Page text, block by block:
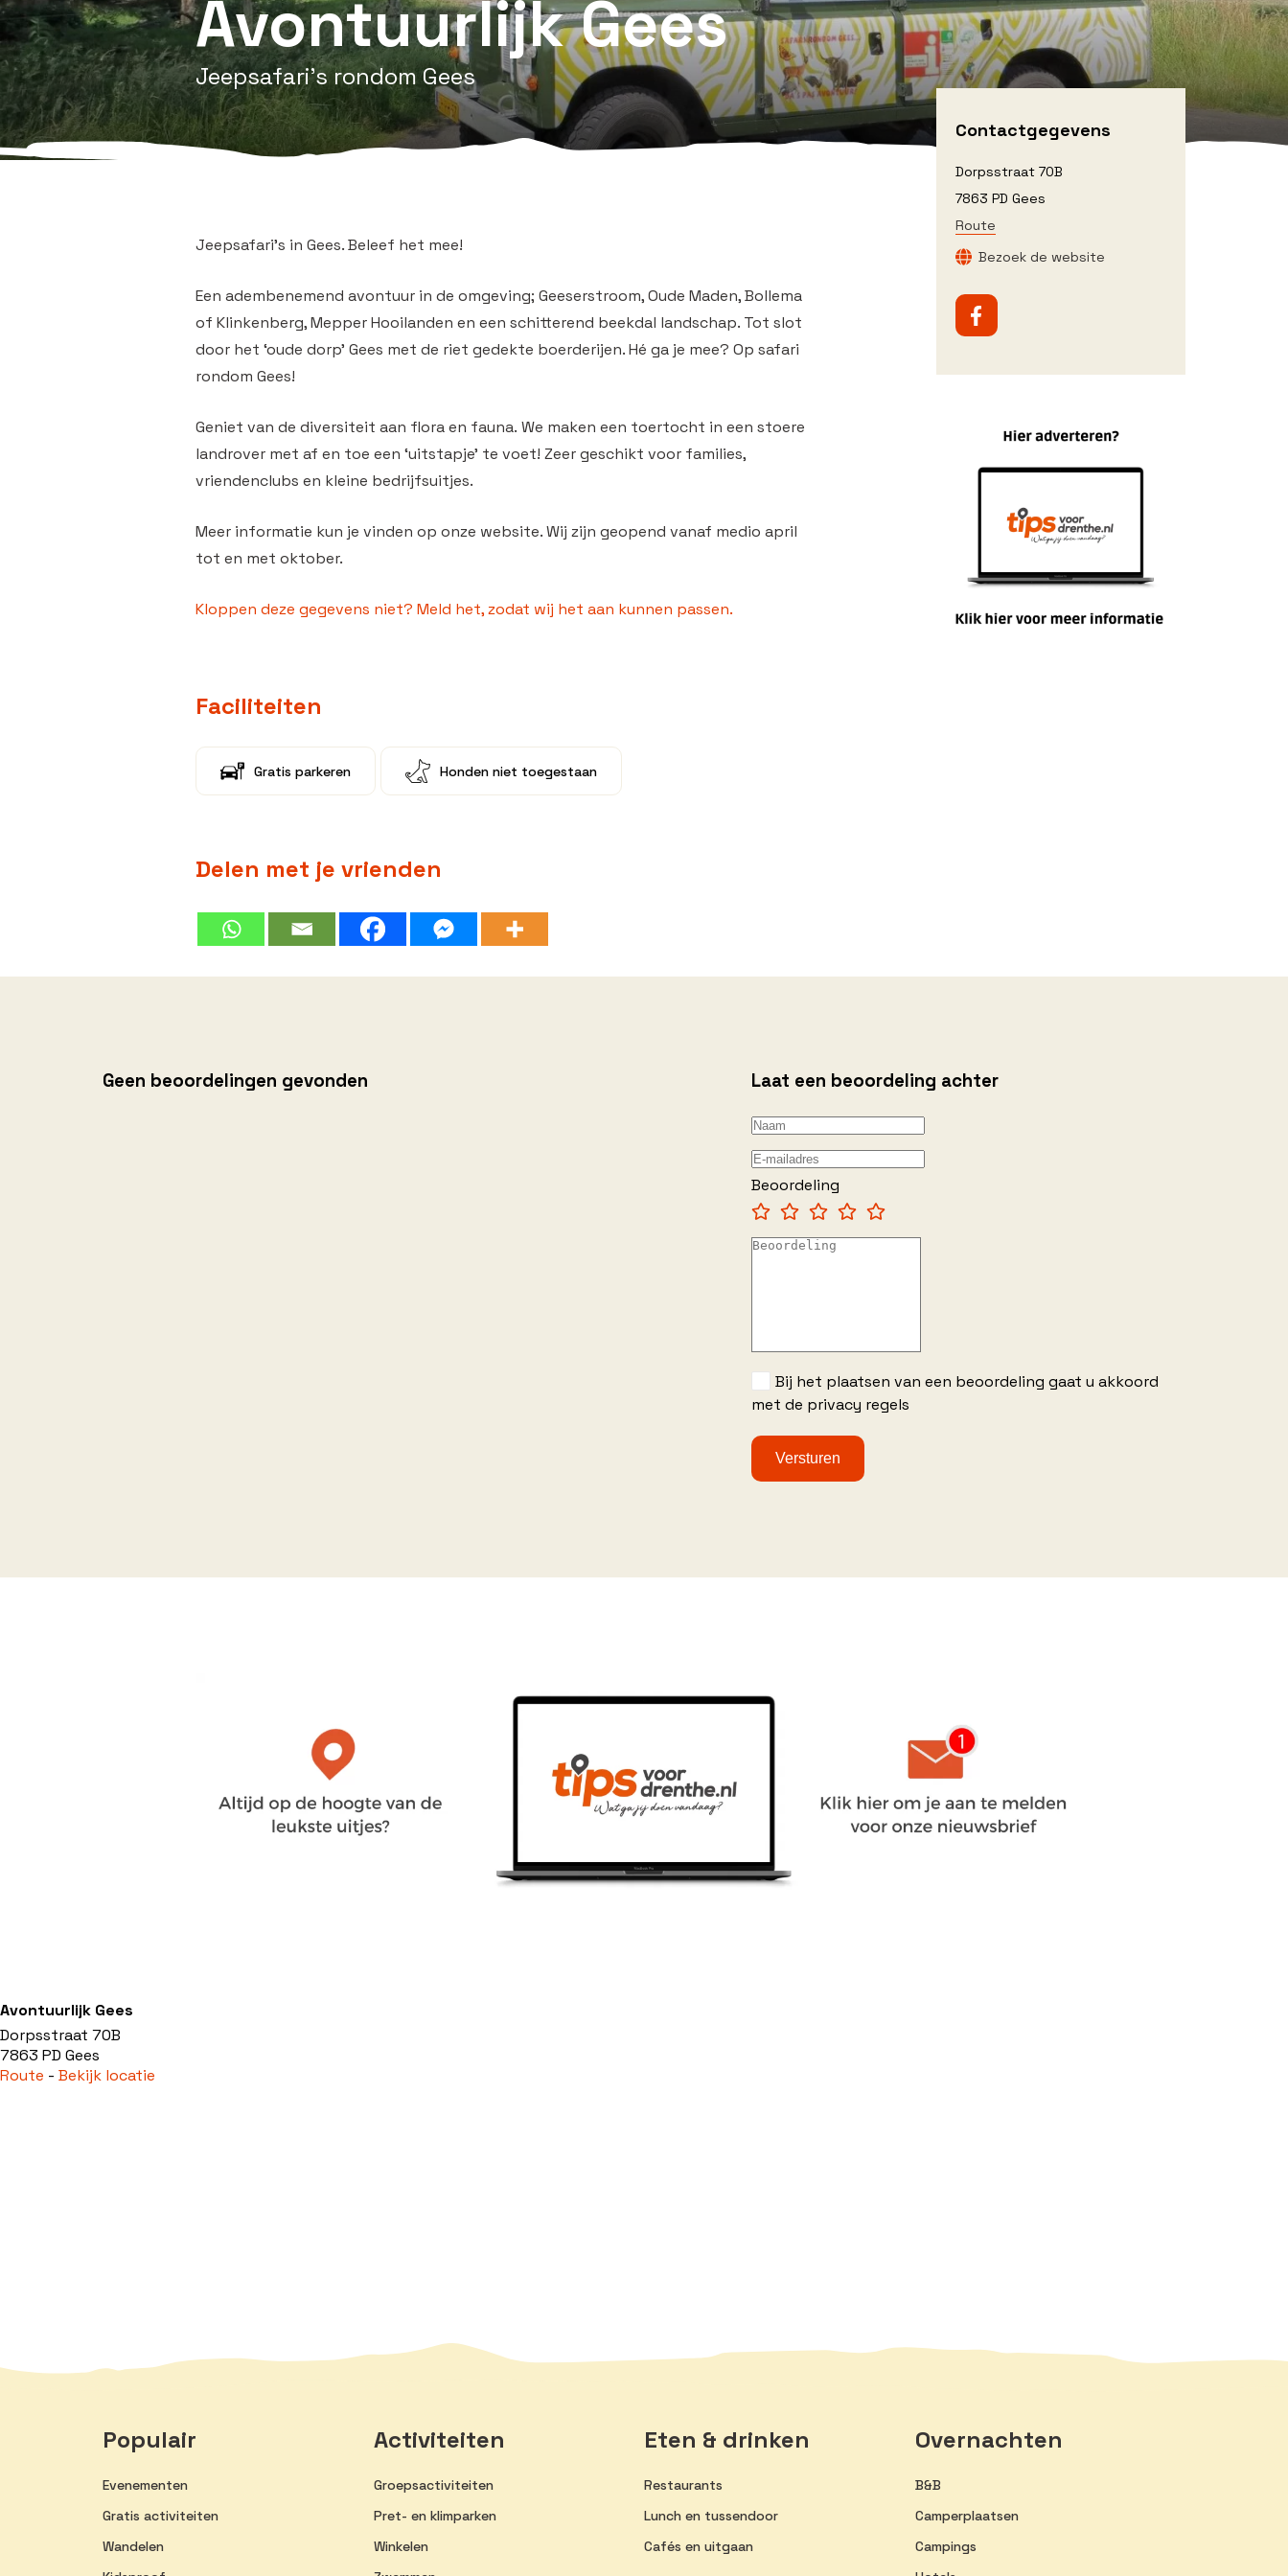
Avontuurlijk Gees
Jeepsafari's rondom Gees
Jeepsafari’s in Gees. Beleef het mee!
Een adembenemend avontuur in de omgeving; Geeserstroom, Oude Maden, Bollema
of Klinkenberg, Mepper Hooilanden en een schitterend beekdal landschap. Tot slot
door het ‘oude dorp’ Gees met de riet gedekte boerderijen. Hé ga je mee? Op safari
rondom Gees!
Geniet van de diversiteit aan flora en fauna. We maken een toertocht in een stoere
landrover met af en toe een ‘uitstapje’ te voet! Zeer geschikt voor families,
vriendenclubs en kleine bedrijfsuitjes.
Meer informatie kun je vinden op onze website. Wij zijn geopend vanaf medio april
tot en met oktober.
Kloppen deze gegevens niet? Meld het, zodat wij het aan kunnen passen.
Faciliteiten
Gratis parkeren Honden niet toegestaan
Delen met je vrienden
Contactgegevens
Dorpsstraat 70B
7863 PD Gees
Route
Bezoek de website
Geen beoordelingen gevonden Laat een beoordeling achter
Beoordeling
Bij het plaatsen van een beoordeling gaat u akkoord
met de privacy regels
Avontuurlijk Gees
Dorpsstraat 70B
7863 PD Gees
Route - Bekijk locatie
Populair
Evenementen
Gratis activiteiten
Wandelen
Activiteiten
Groepsactiviteiten
Pret- en klimparken
Winkelen
Eten & drinken
Restaurants
Lunch en tussendoor
Cafés en uitgaan
Overnachten
B&B
Camperplaatsen
Campings